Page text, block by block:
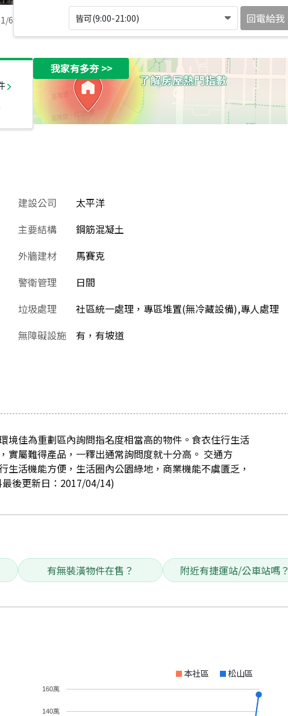
1/6 皆可(9:00-21:00) 回電給我
我家有多夯>>
建設公司
太平洋
主要結構
鋼筋混凝土
外牆建材
馬賽克
警衛管理
日間
垃圾處理
社區統一處理，專區堆置(無冷藏設備),專人處理
無障礙設施
有，有坡道
境佳為重劃區內詢問指名度相當高的物件。食衣住行生活
實屬難得產品，一釋出通常詢問度就十分高。 交通方
活機能方便，生活圈內公園綠地，商業機能不虞匱乏，
後更新日：2017/04/14)
有無裝潢物件在售？ 附近有捷運站/公車站嗎？
本社區 松山區
140萬
160萬